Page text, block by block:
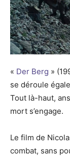
« Der Berg »
se déroule
Tout là-haut,
mort s’engage.
Le film de
combat, sans